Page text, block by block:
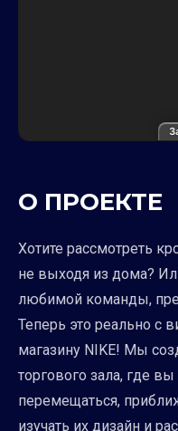
О ПРОЕКТЕ
Хотите рассмотреть
не выходя из дома?
любимой команды,
Теперь это реально с
магазину NIKE! Мы
торгового зала, где
перемещаться,
изучать их дизайн и